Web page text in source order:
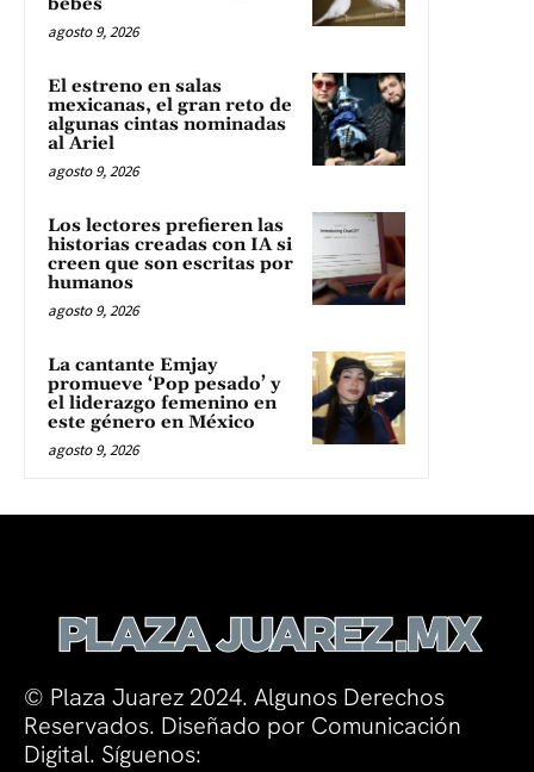
agosto 9, 2026
El estreno en salas
mexicanas, el gran reto de
algunas cintas nominadas
al Ariel
agosto 9, 2026
Los lectores prefieren las
historias creadas con IA si
creen que son escritas por
humanos
agosto 9, 2026
La cantante Emjay
promueve ‘Pop pesado’ y
el liderazgo femenino en
este género en México
agosto 9, 2026
© Plaza Juarez 2024. Algunos Derechos
Reservados. Diseñado por Comunicación
Digital. Síguenos: